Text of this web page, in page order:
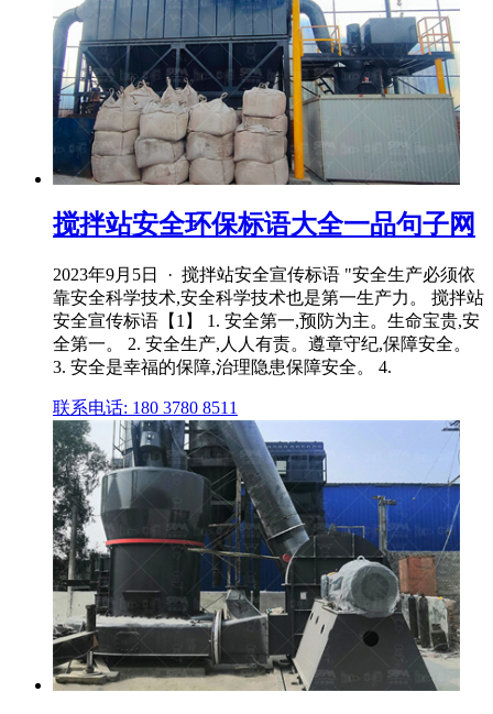
搅拌站安全环保标语大全一品句子网
2023年9月5日 · 搅拌站安全宣传标语 "安全生产必须依
靠安全科学技术,安全科学技术也是第一生产力。 搅拌站
安全宣传标语【1】 1. 安全第一,预防为主。生命宝贵,安
全第一。 2. 安全生产,人人有责。遵章守纪,保障安全。
3. 安全是幸福的保障,治理隐患保障安全。 4.
联系电话: 180 3780 8511